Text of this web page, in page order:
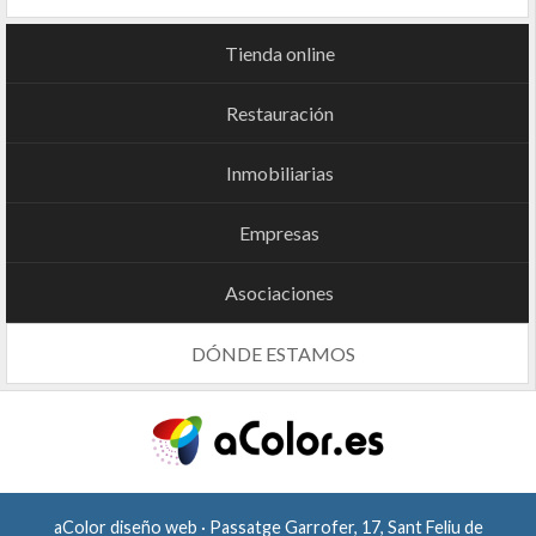
Tienda online
Restauración
Inmobiliarias
Empresas
Asociaciones
DÓNDE ESTAMOS
aColor diseño web · Passatge Garrofer, 17, Sant Feliu de